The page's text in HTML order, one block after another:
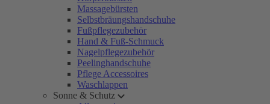
Massagebürsten
Selbstbräungshandschuhe
Fußpflegezubehör
Hand & Fuß-Schmuck
Nagelpflegezubehör
Peelinghandschuhe
Pflege Accessoires
Waschlappen
Sonne & Schutz